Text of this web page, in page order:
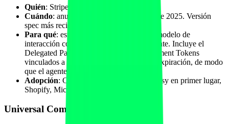
Quién: Stripe + OpenAI.
Cuándo: anunciado el 29 de septiembre de 2025. Versión
spec más reciente del 17 de abril de 2026.
Para qué: estándar abierto que define el modelo de
interacción comprador, agente y comerciante. Incluye el
Delegated Payment Spec con Shared Payment Tokens
vinculados a importe máximo y fecha de expiración, de modo
que el agente paga sin manejar PAN.
Adopción: ChatGPT Instant Checkout, Etsy en primer lugar,
Shopify, Microsoft Copilot shopping.
Universal Commerce Protocol (UCP)